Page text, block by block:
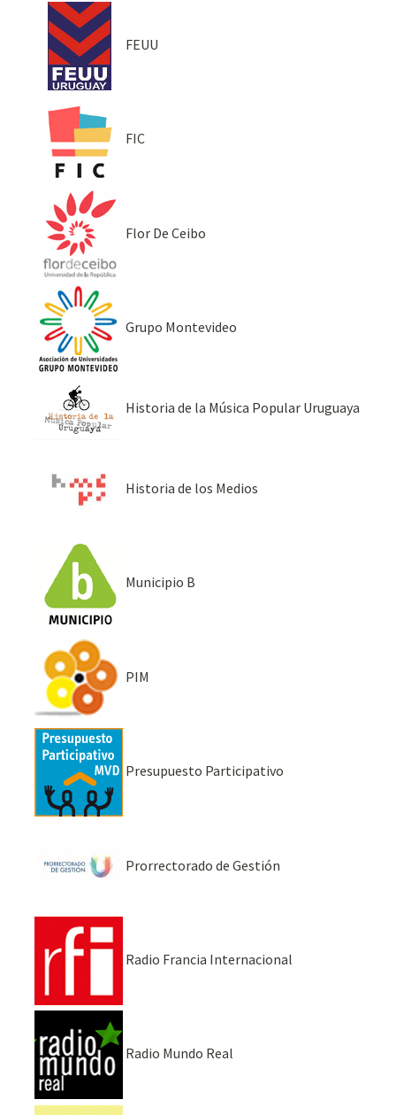
FEUU
FIC
Flor De Ceibo
Grupo Montevideo
Historia de la Música Popular Uruguaya
Historia de los Medios
Municipio B
PIM
Presupuesto Participativo
Prorrectorado de Gestión
Radio Francia Internacional
Radio Mundo Real